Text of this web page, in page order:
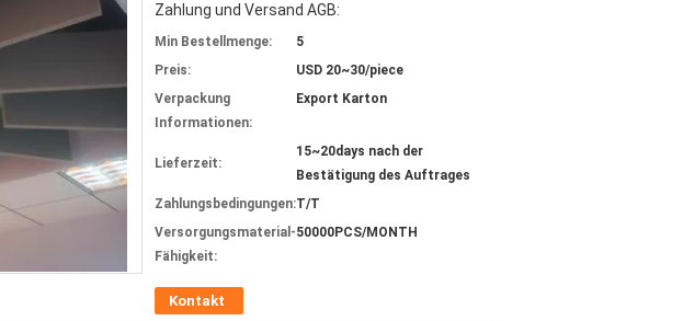
Zahlung und Versand AGB:
Min Bestellmenge:
5
Preis:
USD 20~30/piece
Verpackung
Informationen:
Export Karton
Lieferzeit:
15~20days nach der
Bestätigung des Auftrages
Zahlungsbedingungen:T/T
Versorgungsmaterial-
Fähigkeit:
50000PCS/MONTH
Kontakt